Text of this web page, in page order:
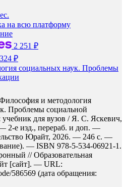
на всю платформу
2 251 ₽
₽
социальных наук. Проблемы
и методология
Проблемы социальной
для вузов / Я. С. Яскевич,
2-е изд., перераб. и доп. —
Юрайт, 2026. — 246 с. —
— ISBN 978-5-534-06921-1.
// Образовательная
[сайт]. — URL:
586569 (дата обращения: